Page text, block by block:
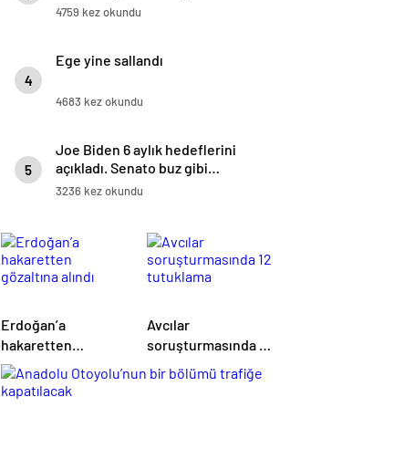
4759 kez okundu
4
Ege yine sallandı
4683 kez okundu
5
Joe Biden 6 aylık hedeflerini
açıkladı. Senato buz gibi…
3236 kez okundu
Erdoğan’a
hakaretten
gözaltına alındı
Avcılar
soruşturmasında 12
tutuklama